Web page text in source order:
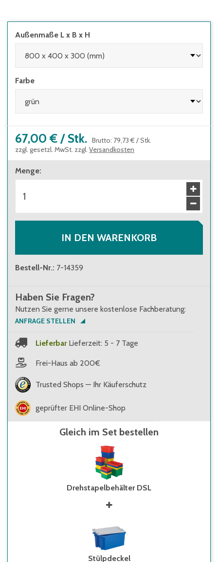
Außenmaße L x B x H
Farbe
67,00 € / Stk. Brutto: 79,73 € /Stk.
zzgl. gesetzl. MwSt. zzgl. Versandkosten
Menge:
IN DEN WARENKORB
Bestell-Nr.: 7-14359
Haben Sie Fragen?
Nutzen Sie gerne unsere kostenlose Fachberatung:
ANFRAGE STELLEN
Lieferbar Lieferzeit: 5 - 7 Tage
Frei-Haus ab 200€
Trusted Shops — Ihr Käuferschutz
geprüfter EHI Online-Shop
Gleich im Set bestellen
Drehstapelbehälter DSL
Stülpdeckel